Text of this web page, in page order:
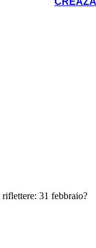
31 febbraio?